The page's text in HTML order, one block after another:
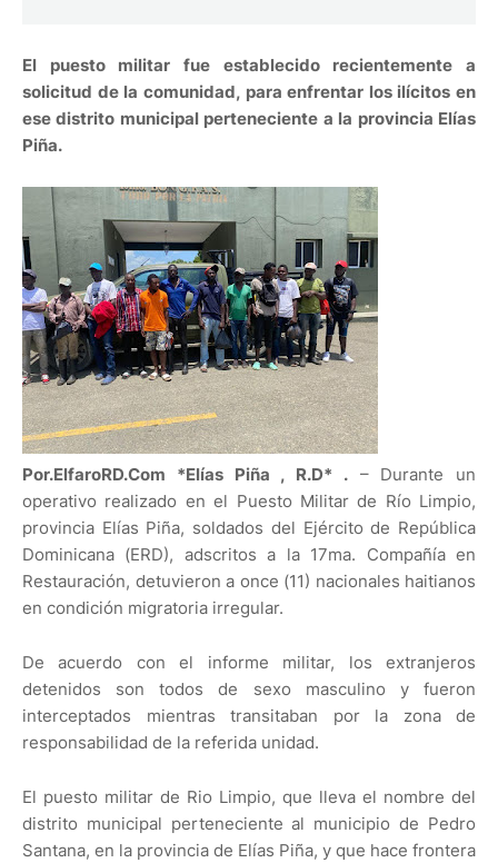
El puesto militar fue establecido recientemente a
solicitud de la comunidad, para enfrentar los ilícitos en
ese distrito municipal perteneciente a la provincia Elías
Piña.
Por.ElfaroRD.Com *Elías Piña , R.D* .– Durante un
operativo realizado en el Puesto Militar de Río Limpio,
provincia Elías Piña, soldados del Ejército de República
Dominicana (ERD), adscritos a la 17ma. Compañía en
Restauración, detuvieron a once (11) nacionales haitianos
en condición migratoria irregular.
De acuerdo con el informe militar, los extranjeros
detenidos son todos de sexo masculino y fueron
interceptados mientras transitaban por la zona de
responsabilidad de la referida unidad.
El puesto militar de Rio Limpio, que lleva el nombre del
distrito municipal perteneciente al municipio de Pedro
Santana, en la provincia de Elías Piña, y que hace frontera